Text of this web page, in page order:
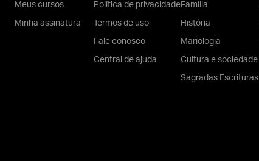
Meus cursos
Minha assinatura
Política de privacidade
Termos de uso
Fale conosco
Central de ajuda
Família
História
Mariologia
Cultura e sociedade
Sagradas Escrituras